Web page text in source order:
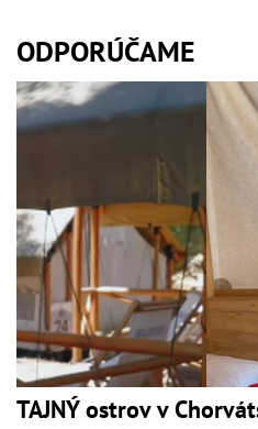
ODPORÚČAME
TAJNÝ ostrov v